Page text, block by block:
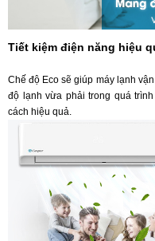
Tiết kiệm điện năng hiệu
Chế độ Eco sẽ giúp máy lạnh
độ lạnh vừa phải trong quá
cách hiệu quả.